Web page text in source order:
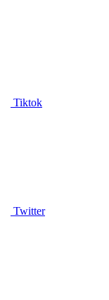
Tiktok
Twitter